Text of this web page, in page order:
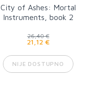
City of Ashes: Mortal
Instruments, book 2
26,40 €
21,12 €
NIJE DOSTUPNO